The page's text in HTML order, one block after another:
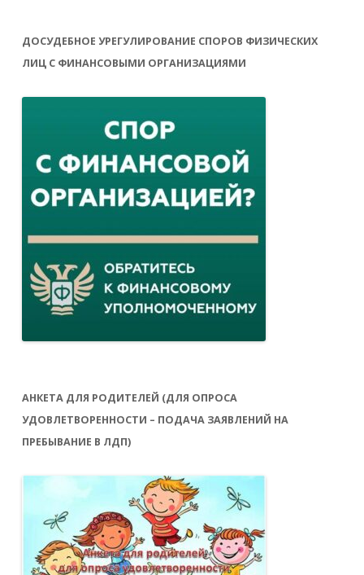
ДОСУДЕБНОЕ УРЕГУЛИРОВАНИЕ СПОРОВ ФИЗИЧЕСКИХ
ЛИЦ С ФИНАНСОВЫМИ ОРГАНИЗАЦИЯМИ
АНКЕТА ДЛЯ РОДИТЕЛЕЙ (ДЛЯ ОПРОСА
УДОВЛЕТВОРЕННОСТИ – ПОДАЧА ЗАЯВЛЕНИЙ НА
ПРЕБЫВАНИЕ В ЛДП)